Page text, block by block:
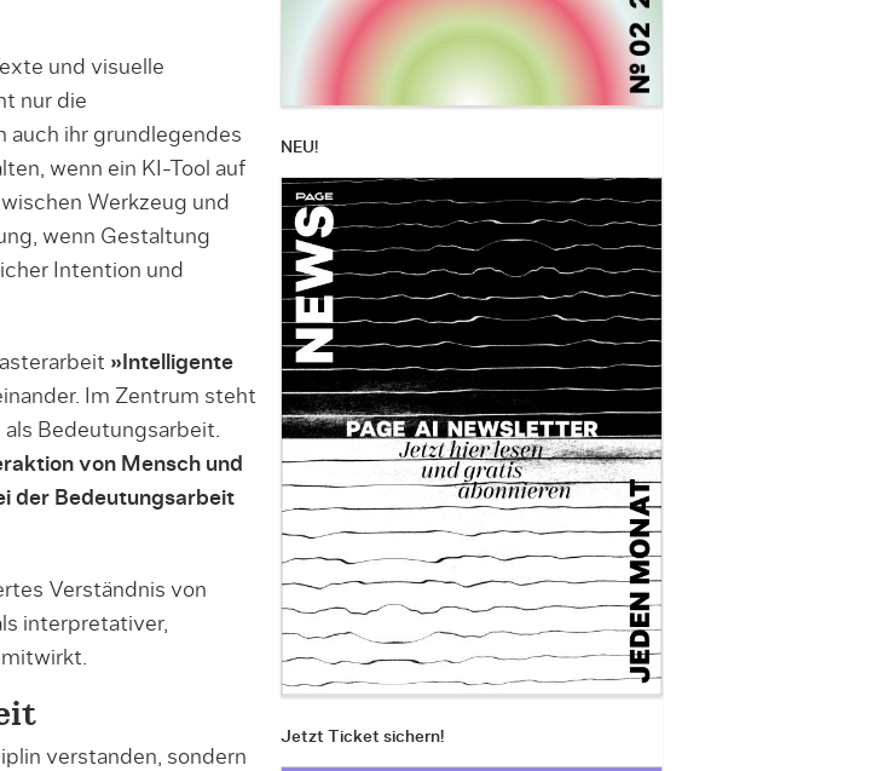
und visuelle
nur die
auch ihr grundlegendes
wenn ein KI-Tool auf
Werkzeug und
wenn Gestaltung
Intention und
»Intelligente
Im Zentrum steht
Bedeutungsarbeit.
von Mensch und
der Bedeutungsarbeit
Verständnis von
interpretativer,
mitwirkt.
verstanden, sondern
NEU!
Jetzt Ticket sichern!